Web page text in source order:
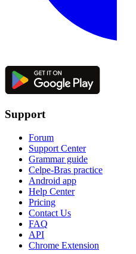
Support
Forum
Support Center
Grammar guide
Celpe-Bras practice
Android app
Help Center
Pricing
Contact Us
FAQ
API
Chrome Extension